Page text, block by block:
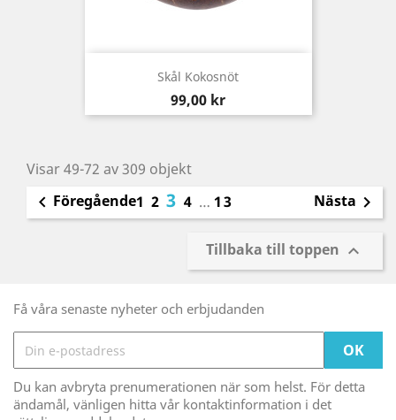
Skål Kokosnöt
Pris
99,00 kr
Visar 49-72 av 309 objekt
 Föregående1 2 3 4 … 13 Nästa 
Tillbaka till toppen 
Få våra senaste nyheter och erbjudanden
Du kan avbryta prenumerationen när som helst. För detta
ändamål, vänligen hitta vår kontaktinformation i det